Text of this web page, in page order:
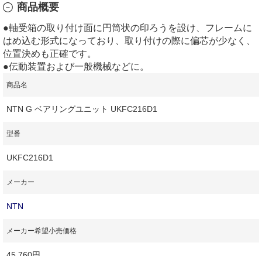
商品概要
●軸受箱の取り付け面に円筒状の印ろうを設け、フレームに
はめ込む形式になっており、取り付けの際に偏芯が少なく、
位置決めも正確です。
●伝動装置および一般機械などに。
商品名
NTN G ベアリングユニット UKFC216D1
型番
UKFC216D1
メーカー
NTN
メーカー希望小売価格